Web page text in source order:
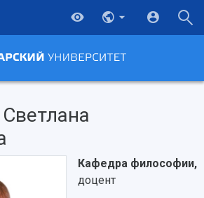
Кафедра философии,
доцент